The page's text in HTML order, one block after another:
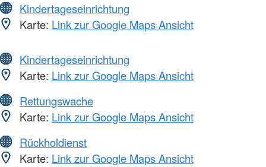
Kindertageseinrichtung
Karte: Link zur Google Maps Ansicht
Kindertageseinrichtung
Karte: Link zur Google Maps Ansicht
Rettungswache
Karte: Link zur Google Maps Ansicht
Rückholdienst
Karte: Link zur Google Maps Ansicht